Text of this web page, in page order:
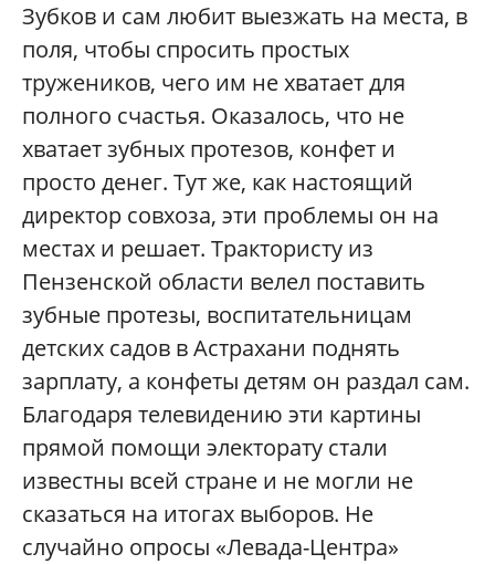
Зубков и сам любит выезжать на места, в
поля, чтобы спросить простых
тружеников, чего им не хватает для
полного счастья. Оказалось, что не
хватает зубных протезов, конфет и
просто денег. Тут же, как настоящий
директор совхоза, эти проблемы он на
местах и решает. Трактористу из
Пензенской области велел поставить
зубные протезы, воспитательницам
детских садов в Астрахани поднять
зарплату, а конфеты детям он раздал сам.
Благодаря телевидению эти картины
прямой помощи электорату стали
известны всей стране и не могли не
сказаться на итогах выборов. Не
случайно опросы «Левада-Центра»